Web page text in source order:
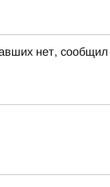
нет, сообщил